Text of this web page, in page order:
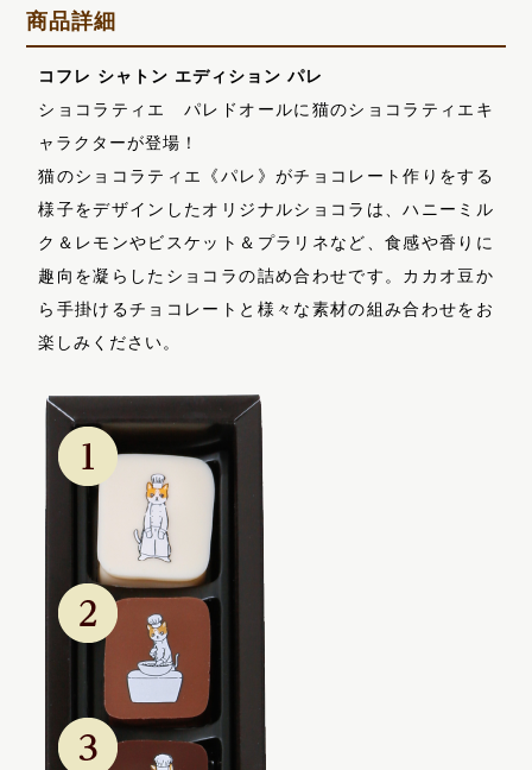
商品詳細
コフレ シャトン エディション パレ
ショコラティエ パレドオールに猫のショコラティエキ
ャラクターが登場！
猫のショコラティエ《パレ》がチョコレート作りをする
様子をデザインしたオリジナルショコラは、ハニーミル
ク＆レモンやビスケット＆プラリネなど、食感や香りに
趣向を凝らしたショコラの詰め合わせです。カカオ豆か
ら手掛けるチョコレートと様々な素材の組み合わせをお
楽しみください。